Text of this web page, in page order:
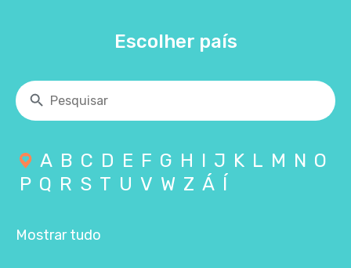
Escolher país
A B C D E F G H I J K L M N O
P Q R S T U V W Z Á Í
Mostrar tudo